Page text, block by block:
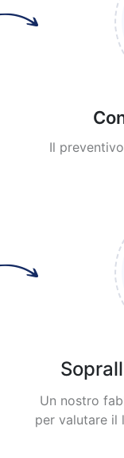
Il
Un nostro
per valutare il